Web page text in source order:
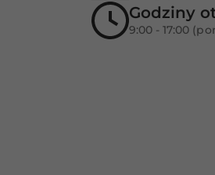
Godziny
9:00 - 17:00